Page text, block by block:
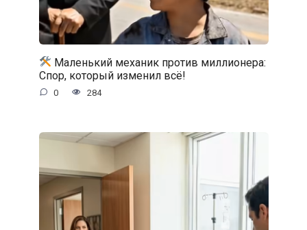
Маленький механик против миллионера:
Спор, который изменил всё!
0 284